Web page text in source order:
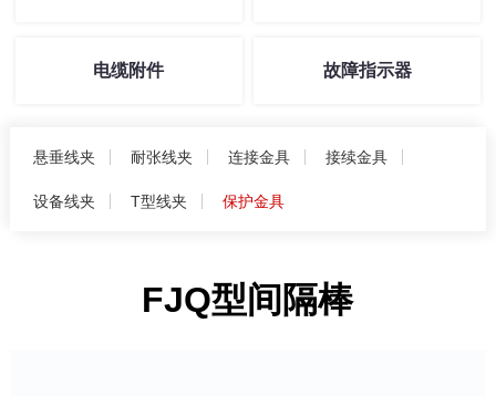
电缆附件 故障指示器
悬垂线夹 耐张线夹 连接金具 接续金具
设备线夹 T型线夹 保护金具
FJQ型间隔棒